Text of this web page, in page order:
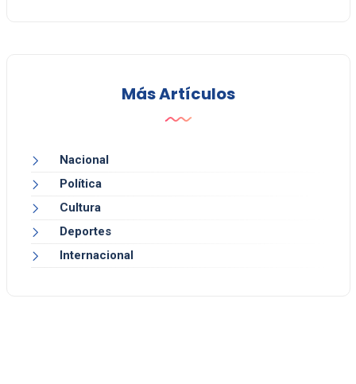
Más Artículos
Nacional
Política
Cultura
Deportes
Internacional